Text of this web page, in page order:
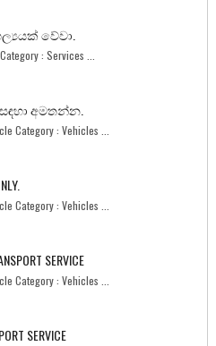
වේවා.
: Services ...
අමතන්න.
Category : Vehicles ...
Category : Vehicles ...
SERVICE
Category : Vehicles ...
SERVICE